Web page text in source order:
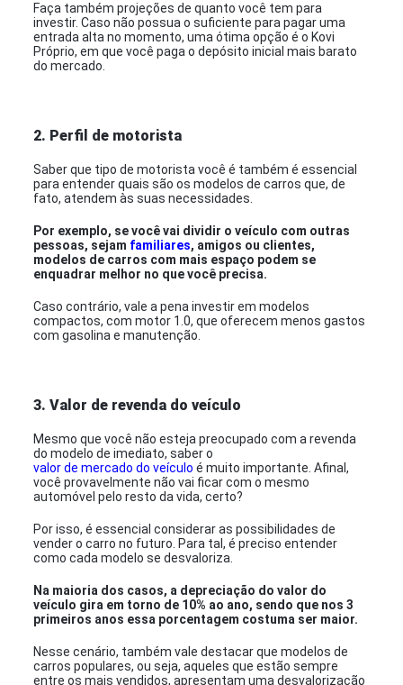
Faça também projeções de quanto você tem para
investir. Caso não possua o suficiente para pagar uma
entrada alta no momento, uma ótima opção é o Kovi
Próprio, em que você paga o depósito inicial mais barato
do mercado.
2. Perfil de motorista
Saber que tipo de motorista você é também é essencial
para entender quais são os modelos de carros que, de
fato, atendem às suas necessidades.
Por exemplo, se você vai dividir o veículo com outras
pessoas, sejam familiares, amigos ou clientes,
modelos de carros com mais espaço podem se
enquadrar melhor no que você precisa.
Caso contrário, vale a pena investir em modelos
compactos, com motor 1.0, que oferecem menos gastos
com gasolina e manutenção.
3. Valor de revenda do veículo
Mesmo que você não esteja preocupado com a revenda
do modelo de imediato, saber o
valor de mercado do veículo é muito importante. Afinal,
você provavelmente não vai ficar com o mesmo
automóvel pelo resto da vida, certo?
Por isso, é essencial considerar as possibilidades de
vender o carro no futuro. Para tal, é preciso entender
como cada modelo se desvaloriza.
Na maioria dos casos, a depreciação do valor do
veículo gira em torno de 10% ao ano, sendo que nos 3
primeiros anos essa porcentagem costuma ser maior.
Nesse cenário, também vale destacar que modelos de
carros populares, ou seja, aqueles que estão sempre
entre os mais vendidos, apresentam uma desvalorização